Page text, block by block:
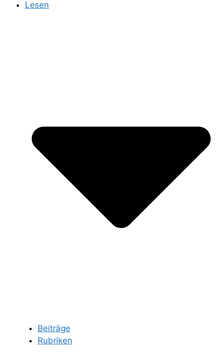
Lesen
Beiträge
Rubriken